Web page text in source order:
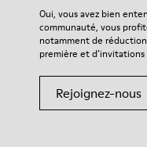
Oui, vous avez bien
communauté, vous
notamment de
première et
Rejoignez-nous